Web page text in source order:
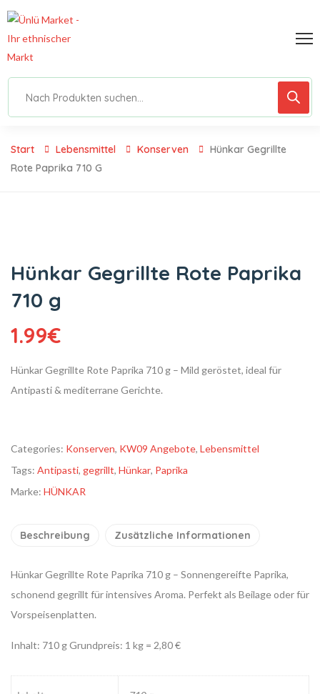
Start Lebensmittel Konserven
Hünkar Gegrillte
Rote Paprika 710 G
Hünkar Gegrillte Rote Paprika
710 g
1.99€
Hünkar Gegrillte Rote Paprika 710 g – Mild geröstet, ideal für
Antipasti & mediterrane Gerichte.
Categories: Konserven, KW09 Angebote, Lebensmittel
Tags: Antipasti, gegrillt, Hünkar, Paprika
Marke: HÜNKAR
Beschreibung Zusätzliche Informationen
Hünkar Gegrillte Rote Paprika 710 g – Sonnengereifte Paprika,
schonend gegrillt für intensives Aroma. Perfekt als Beilage oder für
Vorspeisenplatten.
Inhalt: 710 gGrundpreis: 1 kg = 2,80 €